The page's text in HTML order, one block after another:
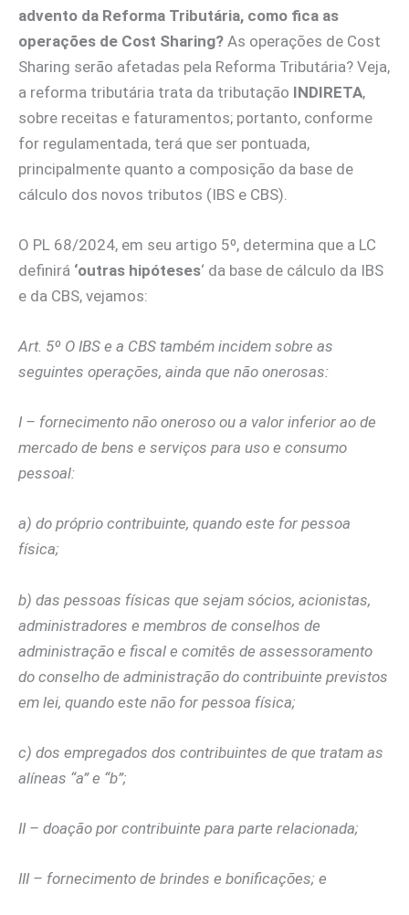
advento da Reforma Tributária, como fica as
operações de Cost Sharing? As operações de Cost
Sharing serão afetadas pela Reforma Tributária? Veja,
a reforma tributária trata da tributação INDIRETA,
sobre receitas e faturamentos; portanto, conforme
for regulamentada, terá que ser pontuada,
principalmente quanto a composição da base de
cálculo dos novos tributos (IBS e CBS).
O PL 68/2024, em seu artigo 5º, determina que a LC
definirá ‘outras hipóteses‘ da base de cálculo da IBS
e da CBS, vejamos:
Art. 5º O IBS e a CBS também incidem sobre as
seguintes operações, ainda que não onerosas:
I – fornecimento não oneroso ou a valor inferior ao de
mercado de bens e serviços para uso e consumo
pessoal:
a) do próprio contribuinte, quando este for pessoa
física;
b) das pessoas físicas que sejam sócios, acionistas,
administradores e membros de conselhos de
administração e fiscal e comitês de assessoramento
do conselho de administração do contribuinte previstos
em lei, quando este não for pessoa física;
c) dos empregados dos contribuintes de que tratam as
alíneas “a” e “b”;
II – doação por contribuinte para parte relacionada;
III – fornecimento de brindes e bonificações; e